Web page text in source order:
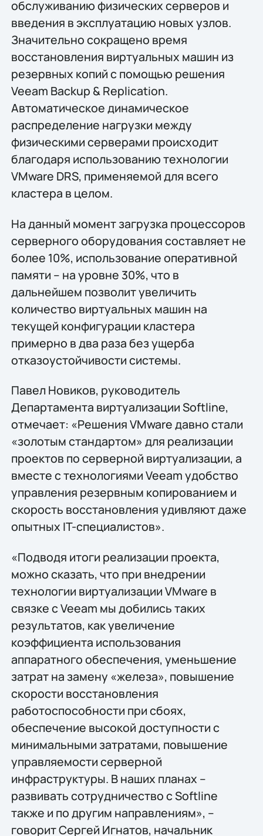
обслуживанию физических серверов и
введения в эксплуатацию новых узлов.
Значительно сокращено время
восстановления виртуальных машин из
резервных копий с помощью решения
Veeam Backup & Replication.
Автоматическое динамическое
распределение нагрузки между
физическими серверами происходит
благодаря использованию технологии
VMware DRS, применяемой для всего
кластера в целом.
На данный момент загрузка процессоров
серверного оборудования составляет не
более 10%, использование оперативной
памяти – на уровне 30%, что в
дальнейшем позволит увеличить
количество виртуальных машин на
текущей конфигурации кластера
примерно в два раза без ущерба
отказоустойчивости системы.
Павел Новиков, руководитель
Департамента виртуализации Softline,
отмечает: «Решения VMware давно стали
«золотым стандартом» для реализации
проектов по серверной виртуализации, а
вместе с технологиями Veeam удобство
управления резервным копированием и
скорость восстановления удивляют даже
опытных IT-специалистов».
«Подводя итоги реализации проекта,
можно сказать, что при внедрении
технологии виртуализации VMware в
связке с Veeam мы добились таких
результатов, как увеличение
коэффициента использования
аппаратного обеспечения, уменьшение
затрат на замену «железа», повышение
скорости восстановления
работоспособности при сбоях,
обеспечение высокой доступности с
минимальными затратами, повышение
управляемости серверной
инфраструктуры. В наших планах –
развивать сотрудничество с Softline
также и по другим направлениям», –
говорит Сергей Игнатов, начальник